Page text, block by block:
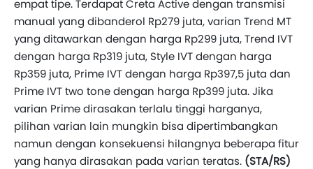
empat tipe. Terdapat Creta Active dengan transmisi
manual yang dibanderol Rp279 juta, varian Trend MT
yang ditawarkan dengan harga Rp299 juta, Trend IVT
dengan harga Rp319 juta, Style IVT dengan harga
Rp359 juta, Prime IVT dengan harga Rp397,5 juta dan
Prime IVT two tone dengan harga Rp399 juta. Jika
varian Prime dirasakan terlalu tinggi harganya,
pilihan varian lain mungkin bisa dipertimbangkan
namun dengan konsekuensi hilangnya beberapa fitur
yang hanya dirasakan pada varian teratas. (STA/RS)